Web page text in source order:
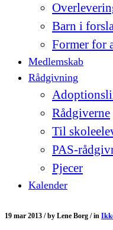
Barn i
Former for
Medlemskab
Rådgivning
Rådgiverne
Til
PAS-
Pjecer
Kalender
19 mar 2013 /by Lene Borg /in